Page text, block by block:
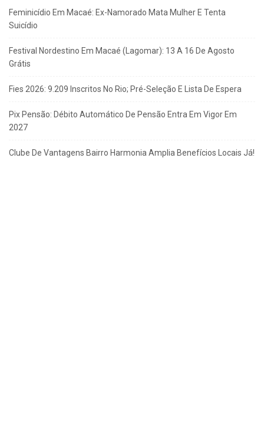
Feminicídio Em Macaé: Ex-Namorado Mata Mulher E Tenta
Suicídio
Festival Nordestino Em Macaé (Lagomar): 13 A 16 De Agosto
Grátis
Fies 2026: 9.209 Inscritos No Rio; Pré-Seleção E Lista De Espera
Pix Pensão: Débito Automático De Pensão Entra Em Vigor Em
2027
Clube De Vantagens Bairro Harmonia Amplia Benefícios Locais Já!